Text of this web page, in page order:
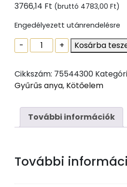
3766,14 Ft (bruttó 4783,00 Ft)
Engedélyezett utánrendelésre
-
Gyûrûs
anya
582
Horganyzott
mennyiség
+ Kosárba
Cikkszám: 75544300
Gyűrűs anya, Kötőelem
További információk
További